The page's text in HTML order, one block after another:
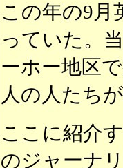
この年の9月
っていた。
ーホー地区
人の人たち
ここに紹介
のジャーナ